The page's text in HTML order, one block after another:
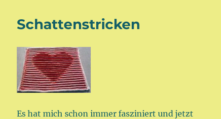
Schattenstricken
Es hat mich schon immer fasziniert und jetzt